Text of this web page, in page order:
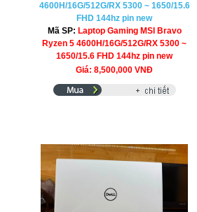
4600H/16G/512G/RX 5300 ~ 1650/15.6
FHD 144hz pin new
Mã SP: Laptop Gaming MSI Bravo
Ryzen 5 4600H/16G/512G/RX 5300 ~
1650/15.6 FHD 144hz pin new
Giá: 8,500,000 VNĐ